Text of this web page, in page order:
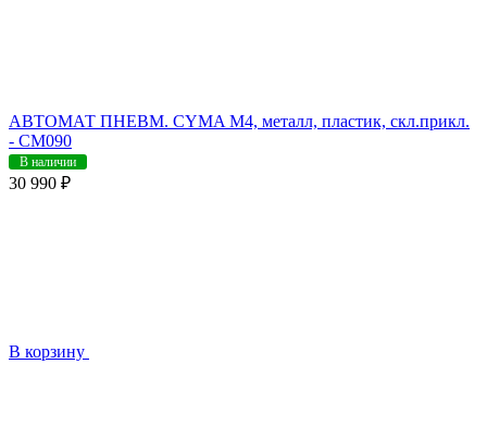
АВТОМАТ ПНЕВМ. CYMA M4, металл, пластик, скл.прикл.
- CM090
В наличии
30 990 ₽
В корзину